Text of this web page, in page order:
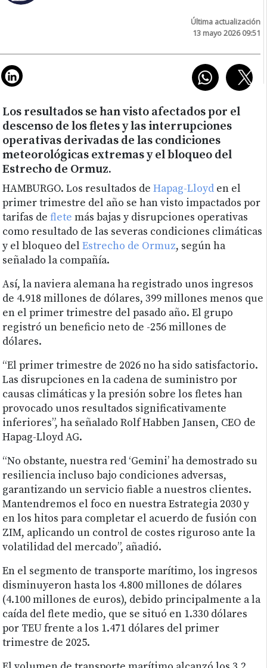
Última actualización
13 mayo 2026 09:51
Los resultados se han visto afectados por el
descenso de los fletes y las interrupciones
operativas derivadas de las condiciones
meteorológicas extremas y el bloqueo del
Estrecho de Ormuz.
HAMBURGO. Los resultados deHapag-Lloyd en el
primer trimestre del año se han visto impactados por
tarifas deflete más bajas y disrupciones operativas
como resultado de las severas condiciones climáticas
y el bloqueo delEstrecho de Ormuz, según ha
señalado la compañía.
Así, la naviera alemana ha registrado unos ingresos
de 4.918 millones de dólares, 399 millones menos que
en el primer trimestre del pasado año. El grupo
registró un beneficio neto de -256 millones de
dólares.
“El primer trimestre de 2026 no ha sido satisfactorio.
Las disrupciones en la cadena de suministro por
causas climáticas y la presión sobre los fletes han
provocado unos resultados significativamente
inferiores”, ha señalado Rolf Habben Jansen, CEO de
Hapag-Lloyd AG.
“No obstante, nuestra red ‘Gemini’ ha demostrado su
resiliencia incluso bajo condiciones adversas,
garantizando un servicio fiable a nuestros clientes.
Mantendremos el foco en nuestra Estrategia 2030 y
en los hitos para completar el acuerdo de fusión con
ZIM, aplicando un control de costes riguroso ante la
volatilidad del mercado”, añadió.
En el segmento de transporte marítimo, los ingresos
disminuyeron hasta los 4.800 millones de dólares
(4.100 millones de euros), debido principalmente a la
caída del flete medio, que se situó en 1.330 dólares
por TEU frente a los 1.471 dólares del primer
trimestre de 2025.